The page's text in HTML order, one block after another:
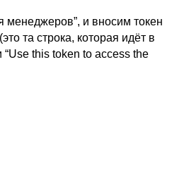
менеджеров”, и вносим токен
та строка, которая идёт в
“Use this token to access the